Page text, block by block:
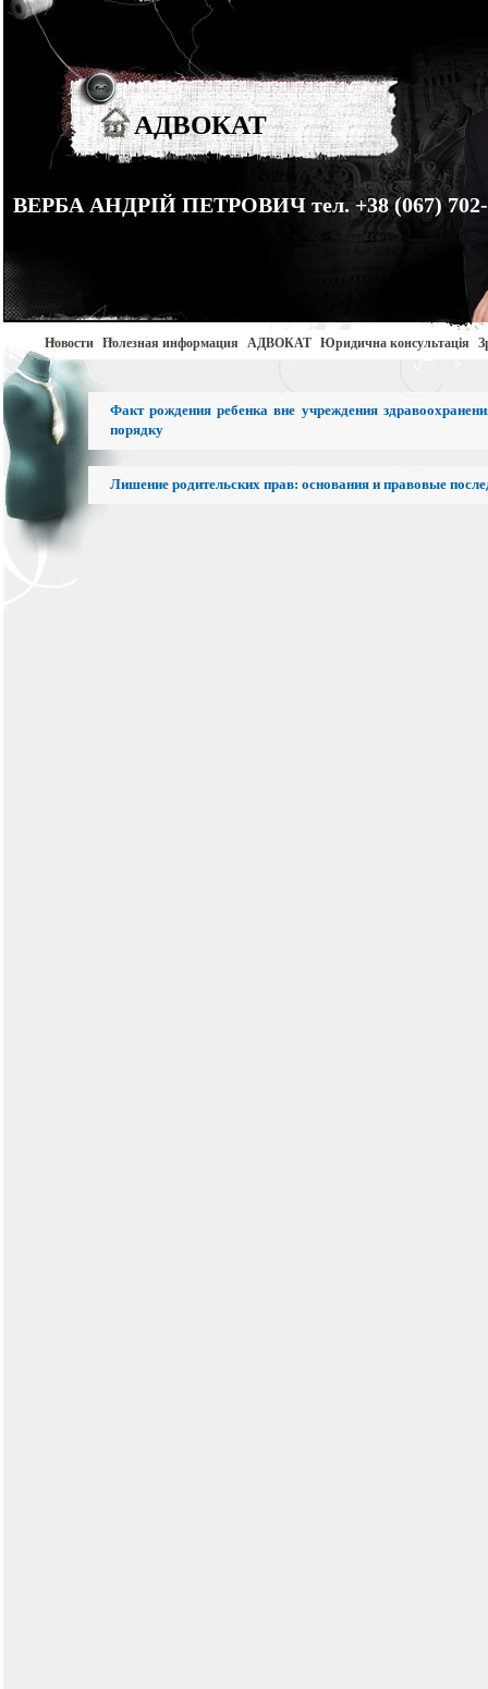
АДВОКАТ
ВЕРБА АНДРІЙ ПЕТРОВИЧ тел. +38 (067) 702-
Новости Полезная информация АДВОКАТ Юридична консультація
Факт рождения ребенка вне учреждения
порядку
Лишение родительских прав: основания и правовые